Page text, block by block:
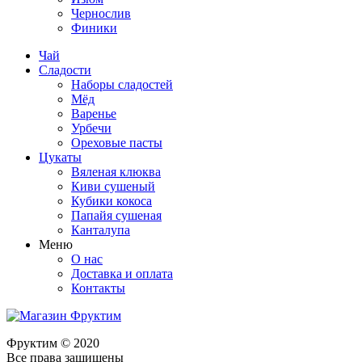
Чернослив
Финики
Чай
Сладости
Наборы сладостей
Мёд
Варенье
Урбечи
Ореховые пасты
Цукаты
Вяленая клюква
Киви сушеный
Кубики кокоса
Папайя сушеная
Канталупа
Меню
О нас
Доставка и оплата
Контакты
Фруктим © 2020
Все права защищены